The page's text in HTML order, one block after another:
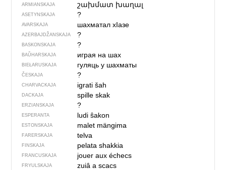
ARMIANSKAJA շախմատ խաղալ
ASETYNSKAJA ?
AVARSKAJA шахматал хIазе
AZERBAJDŽAN­SKAJA ?
BASKONSKAJA ?
BAŬHARSKAJA играя на шах
BIEŁARUSKAJA гуляць у шахматы
ČESKAJA ?
CHARVACKAJA igrati šah
DACKAJA spille skak
ERZIANSKAJA ?
ESPERANTA ludi ŝakon
ESTONSKAJA malet mängima
FARERSKAJA telva
FINSKAJA pelata shakkia
FRANCUSKAJA jouer aux échecs
FRYULSKAJA zuiâ a scacs